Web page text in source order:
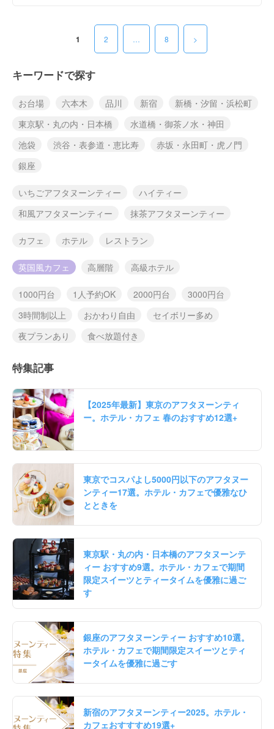
1 2 … 8 >
キーワードで探す
お台場 六本木 品川 新宿
新橋・汐留・浜松町
東京駅・丸の内・日本橋
水道橋・御茶ノ水・神田
池袋
渋谷・表参道・恵比寿
赤坂・永田町・虎ノ門
銀座
いちごアフタヌーンティー
ハイティー
和風アフタヌーンティー
抹茶アフタヌーンティー
カフェ ホテル レストラン
英国風カフェ 高層階 高級ホテル
1000円台 1人予約OK 2000円台
3000円台
3時間制以上
おかわり自由
セイボリー多め
夜プランあり
食べ放題付き
特集記事
【2025年最新】東京のアフタヌーンティ
ー。ホテル・カフェ 春のおすすめ12選+
東京でコスパよし5000円以下のアフタヌー
ンティー17選。ホテル・カフェで優雅なひ
とときを
東京駅・丸の内・日本橋のアフタヌーンテ
ィー おすすめ9選。ホテル・カフェで期間
限定スイーツとティータイムを優雅に過ご
す
銀座のアフタヌーンティー おすすめ10選。
ホテル・カフェで期間限定スイーツとティ
ータイムを優雅に過ごす
新宿のアフタヌーンティー2025。ホテル・
カフェおすすすめ19選+